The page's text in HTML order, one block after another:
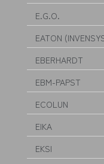
E.G.O.
EATON
EBERHARDT
EBM-PAPST
ECOLUN
EIKA
EKSI